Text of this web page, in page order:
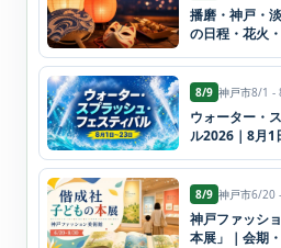
播磨・神戸・
の日程・花火
8/9 神戸市8/1 -
ウォーター・
ル2026｜8月1
8/9 神戸市6/20
神戸ファッシ
本展」｜会期